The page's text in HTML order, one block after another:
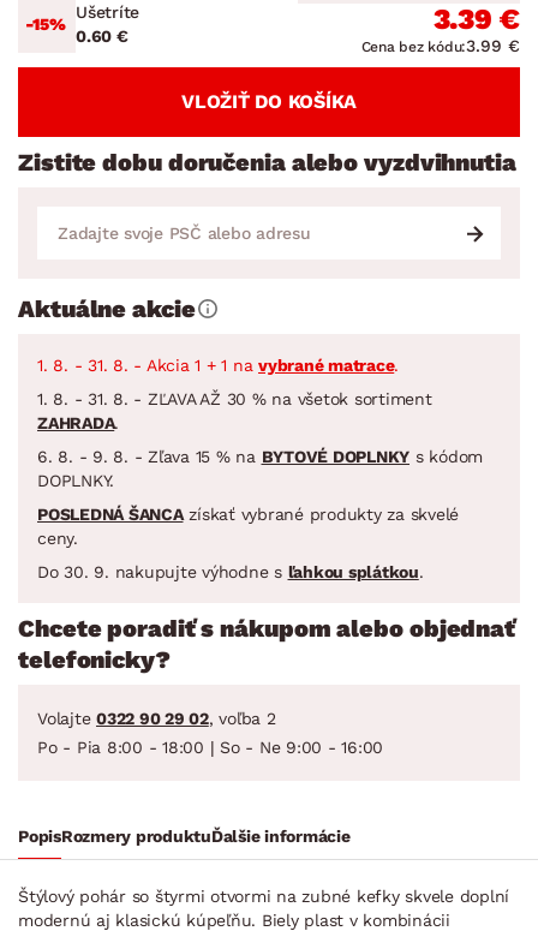
-15%
Ušetríte
0.60 €
3.39 €
Cena bez kódu:3.99 €
VLOŽIŤ DO KOŠÍKA
Zistite dobu doručenia alebo vyzdvihnutia
Aktuálne akcie
1. 8. - 31. 8. - Akcia 1 + 1 na vybrané matrace.
1. 8. - 31. 8. - ZĽAVA AŽ 30 % na všetok sortiment
ZAHRADA.
6. 8. - 9. 8. - Zľava 15 % na BYTOVÉ DOPLNKY s kódom
DOPLNKY.
POSLEDNÁ ŠANCAzískať vybrané produkty za skvelé
ceny.
Do 30. 9. nakupujte výhodne s ľahkou splátkou.
Chcete poradiť s nákupom alebo objednať
telefonicky?
Volajte 0322 90 29 02, voľba 2
Po - Pia 8:00 - 18:00 | So - Ne 9:00 - 16:00
PopisRozmery produktuĎalšie informácie
Štýlový pohár so štyrmi otvormi na zubné kefky skvele doplní
modernú aj klasickú kúpeľňu. Biely plast v kombinácii